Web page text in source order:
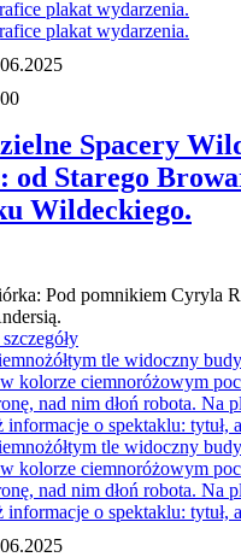
Spacery
od Starego
Wildeckiego.
Pod pomnikiem Cyryla